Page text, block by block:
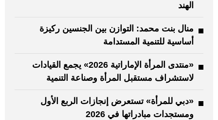
الهند
منال بنت محمد: التوازن بين الجنسين ركيزة
أساسية للتنمية المستدامة
«منتدى المرأة الإماراتية 2026» يجمع القيادات
لاستشراف مستقبل المرأة وصناعة التنمية
«دبي للمرأة» تستعرض إنجازات الربع الأول
ومستجدات مبادراتها في 2026